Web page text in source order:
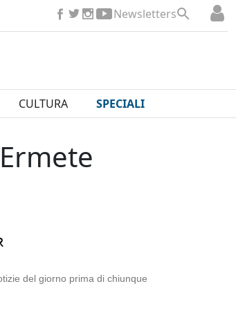
Newsletters
CULTURA SPECIALI
del giorno prima di chiunque